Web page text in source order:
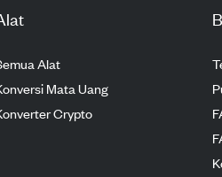
Alat
Mata Uang
Crypto